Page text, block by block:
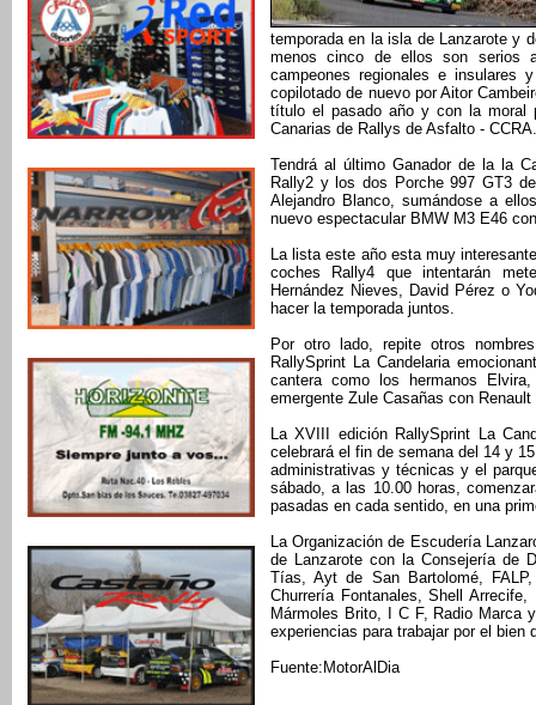
temporada en la isla de Lanzarote y
menos cinco de ellos son serios
campeones regionales e insulares
copilotado de nuevo por Aitor
título el pasado año y con la moral
Canarias de Rallys de Asfalto - CCRA.
Tendrá al último Ganador de la la
Rally2 y los dos Porche 997 GT3
Alejandro Blanco, sumándose a
nuevo espectacular BMW M3 E46
La lista este año esta muy
coches Rally4 que intentarán
Hernández Nieves, David Pérez o
hacer la temporada juntos.
Por otro lado, repite otros
RallySprint La Candelaria
cantera como los hermanos
emergente Zule Casañas con Renault
La XVIII edición RallySprint La
celebrará el fin de semana del 14 y
administrativas y técnicas y el
sábado, a las 10.00 horas,
pasadas en cada sentido, en una
La Organización de Escudería
de Lanzarote con la Consejería de
Tías, Ayt de San Bartolomé,
Churrería Fontanales, Shell
Mármoles Brito, I C F, Radio Marca
experiencias para trabajar por el bien
Fuente:MotorAlDia